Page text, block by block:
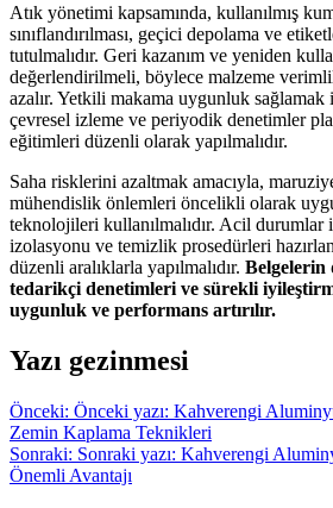
Atık yönetimi kapsamında, kullanılmış
sınıflandırılması, geçici depolama ve
tutulmalıdır. Geri kazanım ve yeniden
değerlendirilmeli, böylece malzeme
azalır. Yetkili makama uygunluk sağlamak
çevresel izleme ve periyodik denetimler
eğitimleri düzenli olarak yapılmalıdır.
Saha risklerini azaltmak amacıyla,
mühendislik önlemleri öncelikli olarak
teknolojileri kullanılmalıdır. Acil durumlar
izolasyonu ve temizlik prosedürleri
düzenli aralıklarla yapılmalıdır. Belgelerin
tedarikçi denetimleri ve sürekli
uygunluk ve performans artırılır.
Yazı gezinmesi
Önceki: Önceki yazı: Kahverengi
Zemin Kaplama Teknikleri
Sonraki: Sonraki yazı: Kahverengi
Önemli Avantajı